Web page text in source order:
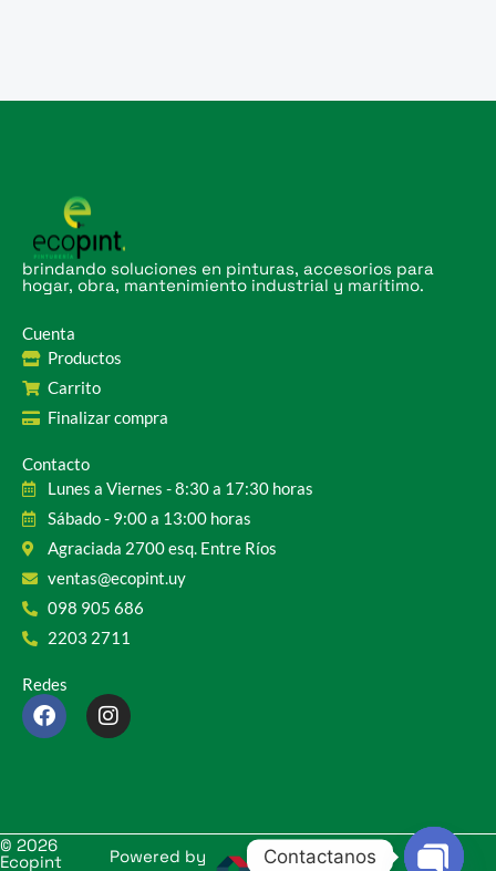
brindando soluciones en pinturas, accesorios para
hogar, obra, mantenimiento industrial y marítimo.
Cuenta
Productos
Carrito
Finalizar compra
Contacto
Lunes a Viernes - 8:30 a 17:30 horas
Sábado - 9:00 a 13:00 horas
Agraciada 2700 esq. Entre Ríos
ventas@ecopint.uy
098 905 686
2203 2711
Redes
F
a
o
k
I
n
r
a
© 2026
Ecopint Powered by Contactanos